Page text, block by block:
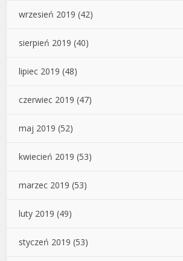
wrzesień 2019 (42)
sierpień 2019 (40)
lipiec 2019 (48)
czerwiec 2019 (47)
maj 2019 (52)
kwiecień 2019 (53)
marzec 2019 (53)
luty 2019 (49)
styczeń 2019 (53)